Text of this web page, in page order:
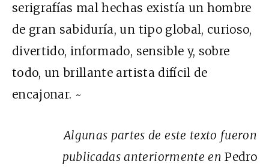
serigrafías mal hechas existía un hombre
de gran sabiduría, un tipo global, curioso,
divertido, informado, sensible y, sobre
todo, un brillante artista difícil de
encajonar. ~
Algunas partes de este texto fueron
publicadas anteriormente enPedro